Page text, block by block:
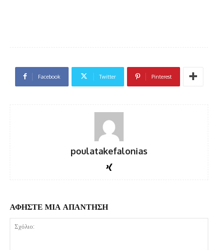
Facebook Twitter Pinterest
poulatakefalonias
ΑΦΗΣΤΕ ΜΙΑ ΑΠΑΝΤΗΣΗ